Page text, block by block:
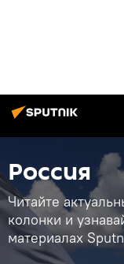
Россия
Читайте
колонки и
материалах